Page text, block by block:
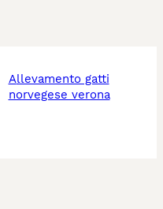
allevamento gatti
norvegese verona